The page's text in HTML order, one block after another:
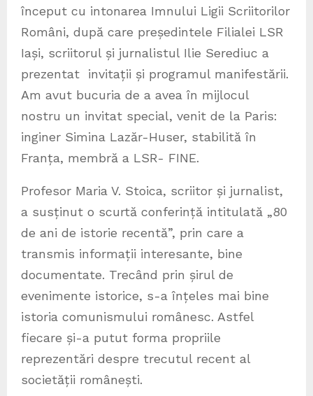
început cu intonarea Imnului Ligii Scriitorilor
Români, după care președintele Filialei LSR
Iași, scriitorul și jurnalistul Ilie Serediuc a
prezentat invitații și programul manifestării.
Am avut bucuria de a avea în mijlocul
nostru un invitat special, venit de la Paris:
inginer Simina Lazăr-Huser, stabilită în
Franța, membră a LSR- FINE.
Profesor Maria V. Stoica, scriitor și jurnalist,
a susținut o scurtă conferință intitulată „80
de ani de istorie recentă”, prin care a
transmis informații interesante, bine
documentate. Trecând prin șirul de
evenimente istorice, s-a înțeles mai bine
istoria comunismului românesc. Astfel
fiecare și-a putut forma propriile
reprezentări despre trecutul recent al
societății românești.